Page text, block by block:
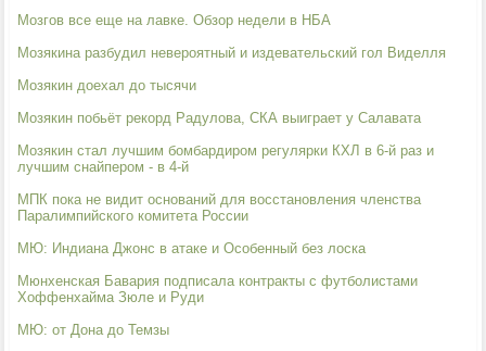
Мозгов все еще на лавке. Обзор недели в НБА
Мозякина разбудил невероятный и издевательский гол Виделля
Мозякин доехал до тысячи
Мозякин побьёт рекорд Радулова, СКА выиграет у Салавата
Мозякин стал лучшим бомбардиром регулярки КХЛ в 6-й раз и
лучшим снайпером - в 4-й
МПК пока не видит оснований для восстановления членства
Паралимпийского комитета России
МЮ: Индиана Джонс в атаке и Особенный без лоска
Мюнхенская Бавария подписала контракты с футболистами
Хоффенхайма Зюле и Руди
МЮ: от Дона до Темзы